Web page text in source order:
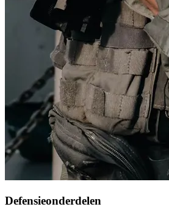
Defensieonderdelen